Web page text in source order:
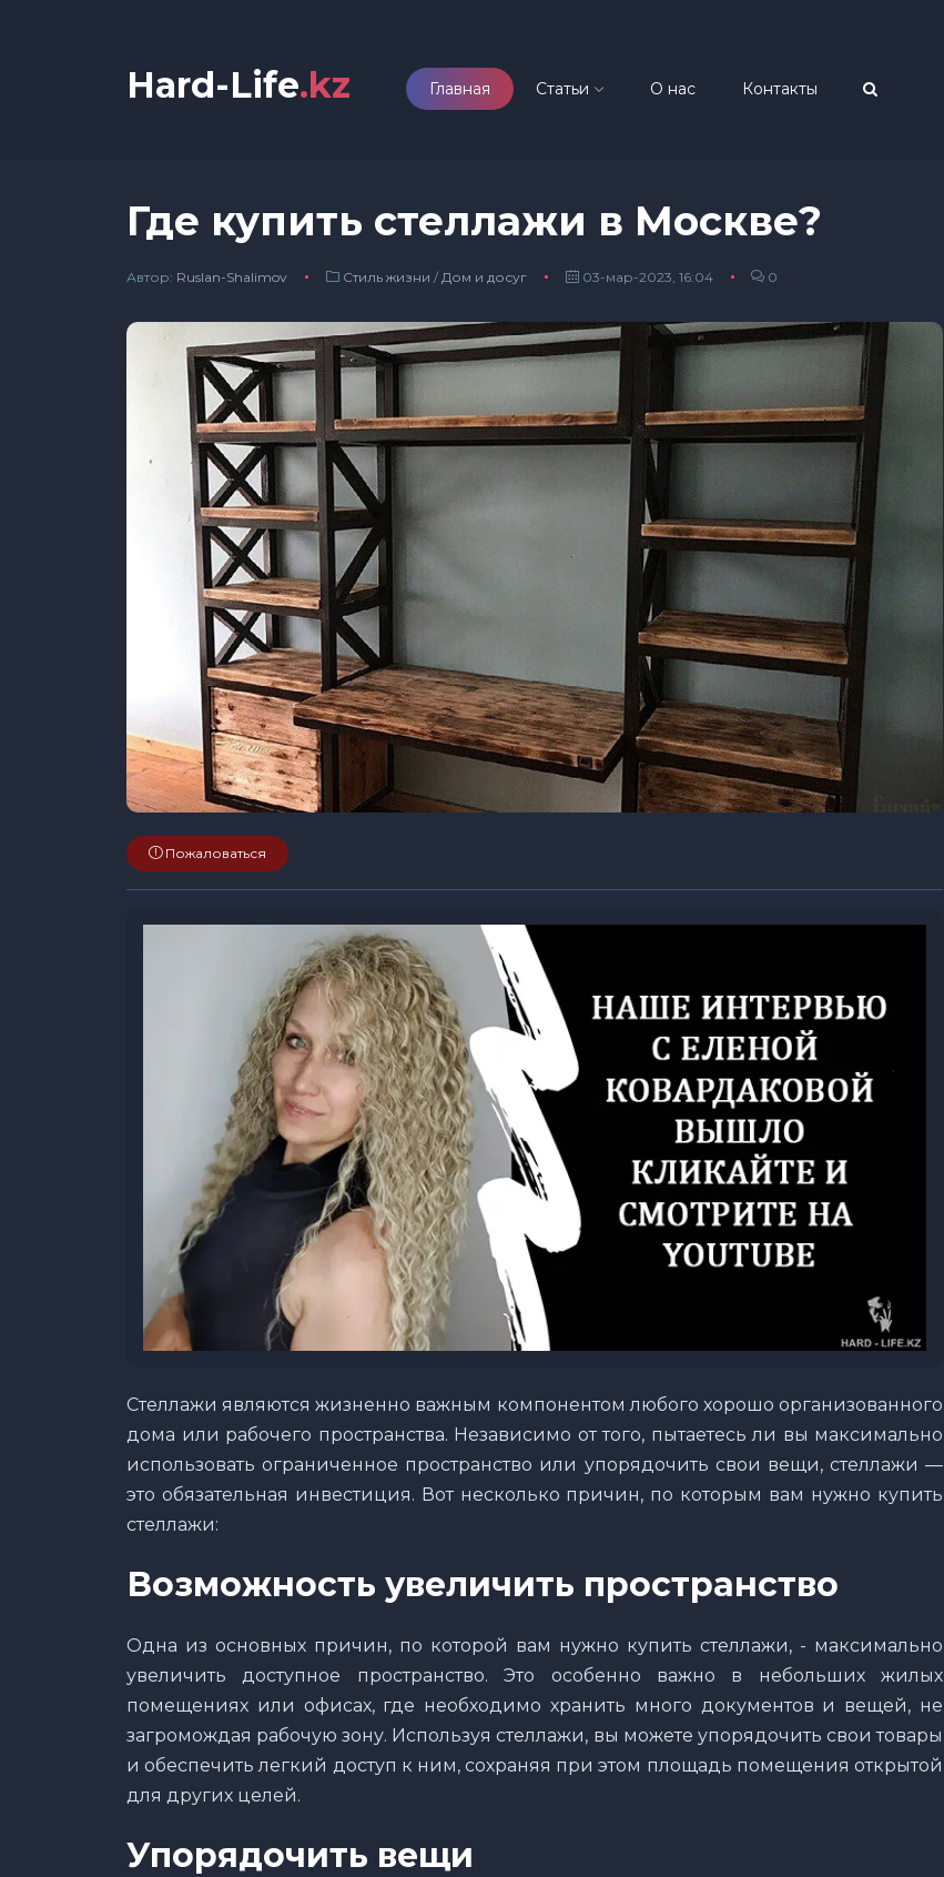
Hard-Life.kz Главная Статьи О нас Контакты
Где купить стеллажи в Москве?
Автор: Ruslan-Shalimov Стиль жизни / Дом и досуг 03-мар-2023, 16:04 0
Пожаловаться
Стеллажи являются жизненно важным компонентом любого хорошо организованного
дома или рабочего пространства. Независимо от того, пытаетесь ли вы максимально
использовать ограниченное пространство или упорядочить свои вещи, стеллажи —
это обязательная инвестиция. Вот несколько причин, по которым вам нужно купить
стеллажи:
Возможность увеличить пространство
Одна из основных причин, по которой вам нужно купить стеллажи, - максимально
увеличить доступное пространство. Это особенно важно в небольших жилых
помещениях или офисах, где необходимо хранить много документов и вещей, не
загромождая рабочую зону. Используя стеллажи, вы можете упорядочить свои товары
и обеспечить легкий доступ к ним, сохраняя при этом площадь помещения открытой
для других целей.
Упорядочить вещи